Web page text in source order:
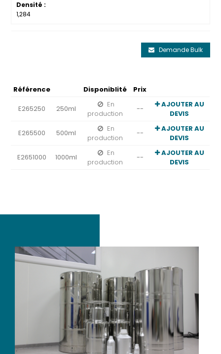
Densité :
1,284
Demande Bulk
Référence Disponiblité Prix
E265250 250ml
En
production
--
AJOUTER AU
DEVIS
E265500 500ml
En
production
--
AJOUTER AU
DEVIS
E2651000 1000ml
En
production
--
AJOUTER AU
DEVIS